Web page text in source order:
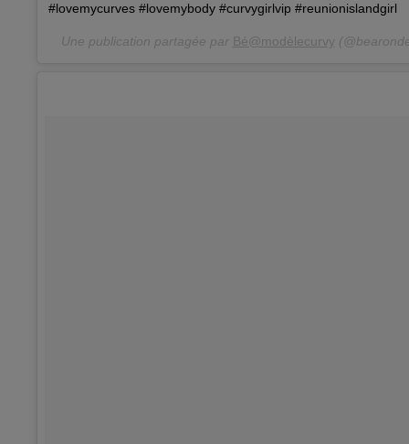
#lovemycurves #lovemybody #curvygirlvip #reunionislandgirl
Une publication partagée par Bé@modèlecurvy